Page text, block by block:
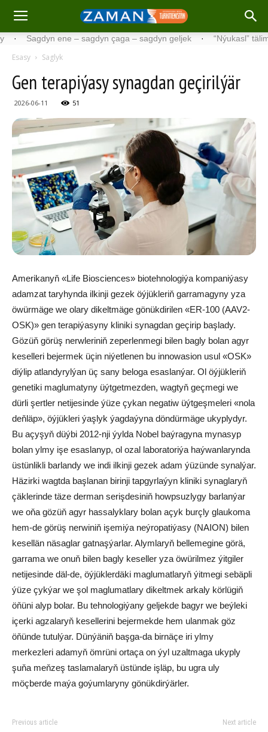
ene – sagdyn çaga – sagdyn geljek · “Nýukasl” tälimçisini
Esasy Saglyk
Gen terapiýasy synagdan geçirilýär
2026-06-11 51
Amerikanyň «Life Biosciences» biotehnologiýa kompaniýasy
adamzat taryhynda ilkinji gezek öýjükleriň garramagyny yza
öwürmäge we olary dikeltmäge gönükdirilen «ER-100 (AAV2-
OSK)» gen terapiýasyny kliniki synagdan geçirip başlady.
Gözüň görüş nerwleriniň zeperlenmegi bilen bagly bolan agyr
keselleri bejermek üçin niýetlenen bu innowasion usul «OSK»
diýlip atlandyrylýan üç sany beloga esaslanýar. Ol öýjükleriň
genetiki maglumatyny üýtgetmezden, wagtyň geçmegi we
dürli şertler netijesinde ýüze çykan negatiw üýtgeşmeleri «nola
deňläp», öýjükleri ýaşlyk ýagdaýyna döndürmäge ukyplydyr.
Bu açyşyň düýbi 2012-nji ýylda Nobel baýragyna mynasyp
bolan ylmy işe esaslanyp, ol ozal laboratoriýa haýwanlarynda
üstünlikli barlandy we indi ilkinji gezek adam ýüzünde synalýar.
Häzirki wagtda başlanan birinji tapgyrlaýyn kliniki synaglaryň
çäklerinde täze derman serişdesiniň howpsuzlygy barlanýar
we oňa gözüň agyr hassalyklary bolan açyk burçly glaukoma
hem-de görüş nerwiniň işemiýa neýropatiýasy (NAION) bilen
kesellän näsaglar gatnaşýarlar. Alymlaryň bellemegine görä,
garrama we onuň bilen bagly keseller yza öwürilmez ýitgiler
netijesinde däl-de, öýjüklerdäki maglumatlaryň ýitmegi sebäpli
ýüze çykýar we şol maglumatlary dikeltmek arkaly körlügiň
öňüni alyp bolar. Bu tehnologiýany geljekde bagyr we beýleki
içerki agzalaryň kesellerini bejermekde hem ulanmak göz
öňünde tutulýar. Dünýäniň başga-da birnäçe iri ylmy
merkezleri adamyň ömrüni ortaça on ýyl uzaltmaga ukyply
şuňa meňzeş taslamalaryň üstünde işläp, bu ugra uly
möçberde maýa goýumlaryny gönükdirýärler.
Previous article Next article